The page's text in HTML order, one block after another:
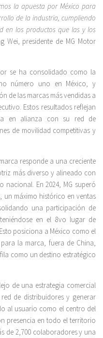
la apuesta por México para
de la industria, cumpliendo
en los productos que las y los
Wei, presidente de MG Motor
se ha consolidado como la
número uno en México, y
de las marcas más vendidas a
Estos resultados reflejan
en alianza con su red de
de movilidad competitivas y
responde a una creciente
más diverso y alineado con
nacional. En 2024, MG superó
un máximo histórico en ventas
una participación de
en el 8vo lugar de
posiciona a México como el
la marca, fuera de China,
como un destino estratégico
de una estrategia comercial
de distribuidores y generar
al usuario como el centro del
presencia en todo el territorio
de 2,700 colaboradores y una